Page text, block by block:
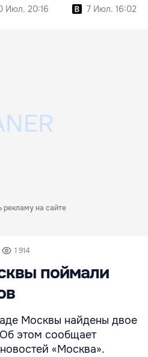
Июл. 20:16
7 Июл. 16:02
рекламу на сайте
1 914
поймали
Москвы найдены двое
этом сообщает
«Москва».